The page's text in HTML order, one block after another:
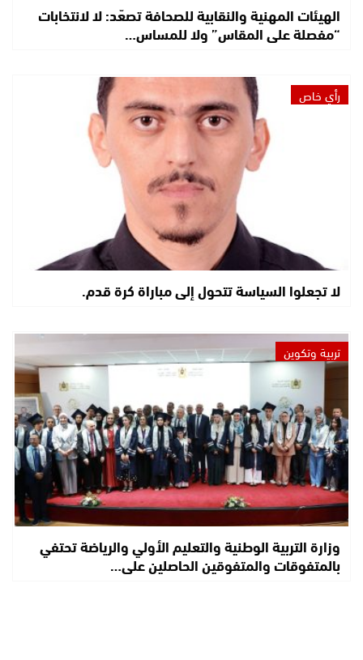
الهيئات المهنية والنقابية للصحافة تصعّد: لا لانتخابات
“مفصلة على المقاس” ولا للمساس…
رأي خاص
لا تجعلوا السياسة تتحول إلى مباراة كرة قدم.
تربية وتكوين
وزارة التربية الوطنية والتعليم الأولي والرياضة تحتفي
بالمتفوقات والمتفوقين الحاصلين على…